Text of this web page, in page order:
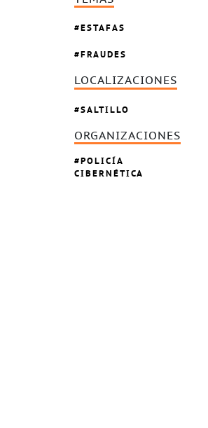
ESTAFAS
FRAUDES
LOCALIZACIONES
SALTILLO
ORGANIZACIONES
POLICÍA
CIBERNÉTICA